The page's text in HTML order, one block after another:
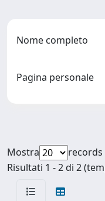
Nome completo
Pagina personale
Mostra
records
Risultati 1 - 2 di 2